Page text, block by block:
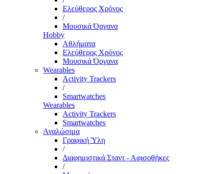
Ελεύθερος Χρόνος
/
Μουσικά Όργανα
Hobby
Αθλήματα
Ελεύθερος Χρόνος
Μουσικά Όργανα
Wearables
Activity Trackers
/
Smartwatches
Wearables
Activity Trackers
Smartwatches
Αναλώσιμα
Γραφική Ύλη
/
Διαφημιστικά Σταντ - Αφισοθήκες
/